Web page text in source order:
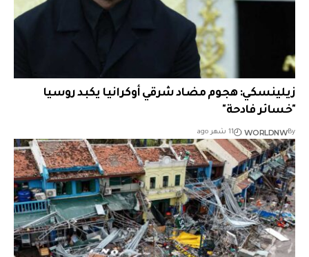
زيلينسكي: هجوم مضاد شرقي أوكرانيا يكبد روسيا
"خسائر فادحة"
By
WORLDNW 11 شهر ago